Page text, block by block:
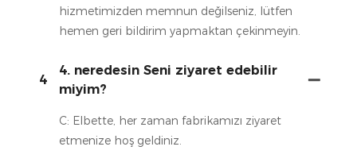
hizmetimizden memnun değilseniz, lütfen
hemen geri bildirim yapmaktan çekinmeyin.
4
4. neredesin Seni ziyaret edebilir
miyim?
C: Elbette, her zaman fabrikamızı ziyaret
etmenize hoş geldiniz.